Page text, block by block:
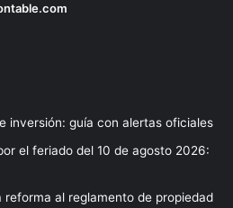
inversión: guía con alertas oficiales
el feriado del 10 de agosto 2026:
al reglamento de propiedad